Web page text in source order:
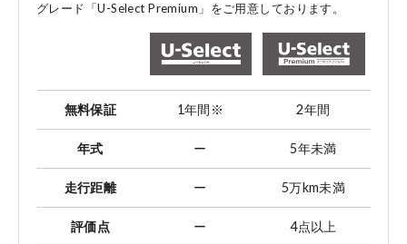
グレード「U-Select Premium」をご用意しております。
無料保証 1年間 ※ 2年間
年式 ー 5年未満
走行距離 ー 5万km未満
評価点 ー 4点以上